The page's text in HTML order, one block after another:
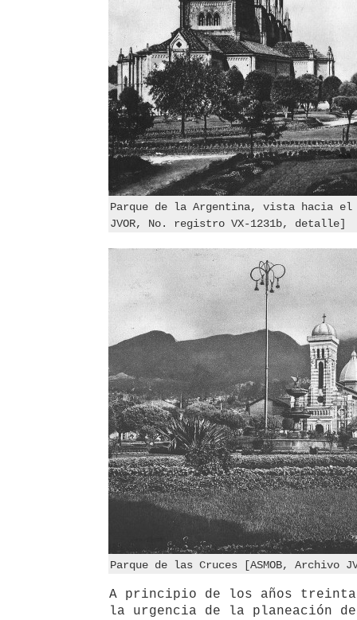
Parque de la Argentina, vista hacia el
JVOR, No. registro VX-1231b, detalle]
Parque de las Cruces [ASMOB, Archivo
A principio de los años
la urgencia de la planeación